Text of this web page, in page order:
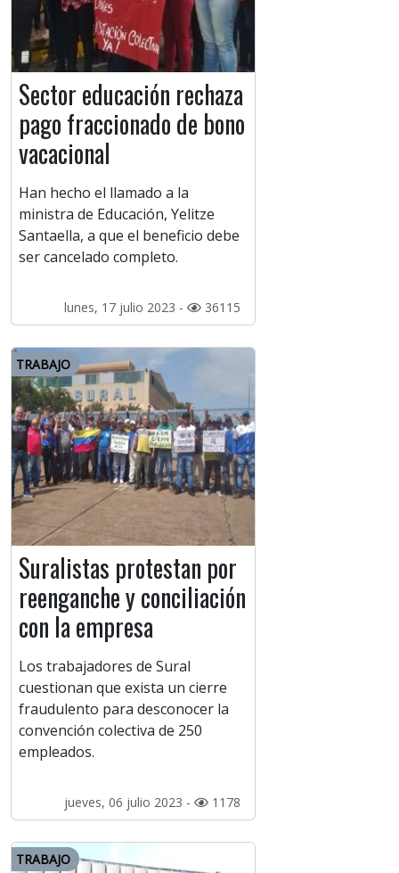
Sector educación rechaza
pago fraccionado de bono
vacacional
Han hecho el llamado a la
ministra de Educación, Yelitze
Santaella, a que el beneficio debe
ser cancelado completo.
lunes, 17 julio 2023 - 36115
TRABAJO
Suralistas protestan por
reenganche y conciliación
con la empresa
Los trabajadores de Sural
cuestionan que exista un cierre
fraudulento para desconocer la
convención colectiva de 250
empleados.
jueves, 06 julio 2023 - 1178
TRABAJO